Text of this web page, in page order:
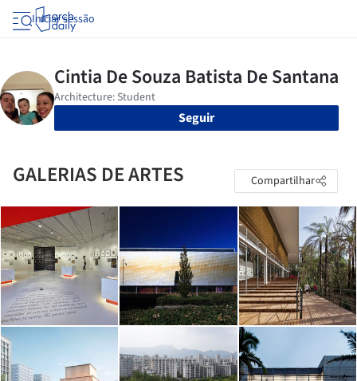
Iniciar sessão
Seguir
GALERIAS DE ARTES Compartilhar